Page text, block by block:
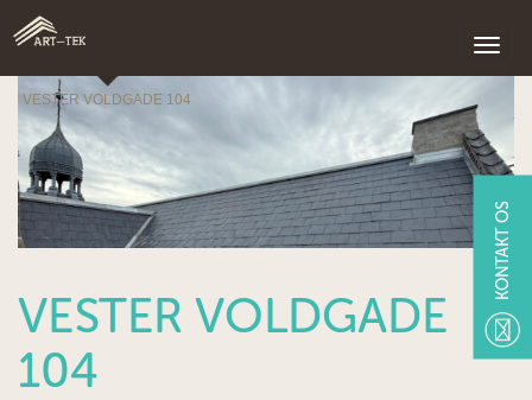
VESTER VOLDGADE 104
VESTER VOLDGADE
104
KONTAKT OS